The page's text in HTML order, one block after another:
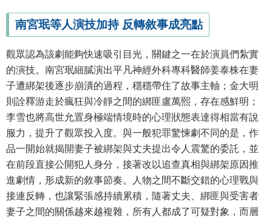
南宮珉等人演技加持 反轉敘事成亮點
觀眾認為該劇能夠快速吸引目光，關鍵之一在於演員們紮實
的演技。南宮珉細膩演出平凡神經外科專科醫師姜泰株在妻
子遭綁架後逐步崩潰的過程，穩穩帶住了故事主軸；金大明
則詮釋游走於瘋狂與冷靜之間的綁匪盧萬熙，存在感鮮明；
李雪也將高世允置身極端情境時的心理狀態表達得相當有說
服力，提升了觀眾投入度。與一般犯罪驚悚劇不同的是，作
品一開始就揭開妻子被綁架與丈夫提出令人震驚的委託，並
在前段直接公開犯人身分，接著改以追查真相與綁架原因推
進劇情，形成新的敘事節奏。人物之間不斷交錯的心理戰與
接連反轉，也讓緊張感持續累積，隨著丈夫、綁匪與受害者
妻子之間的關係越來越複雜，所有人都成了可疑對象，而層